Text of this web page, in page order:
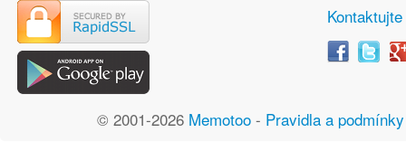
© 2001-2026 Memotoo- Pravidla a podmínky